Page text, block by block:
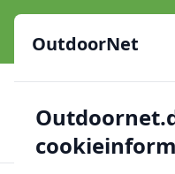
OutdoorNet - Inspiration,
himmel
23 produktyper 🔐
Verificerede webshops
OutdoorNet